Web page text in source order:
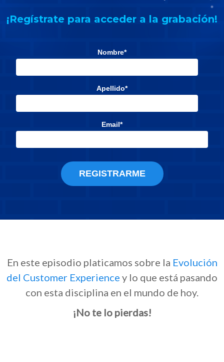
¡Regístrate para acceder a la grabación!
Nombre*
Apellido*
Email*
En este episodio platicamos sobre la Evolución
del Customer Experience y lo que está pasando
con esta disciplina en el mundo de hoy.
¡No te lo pierdas!